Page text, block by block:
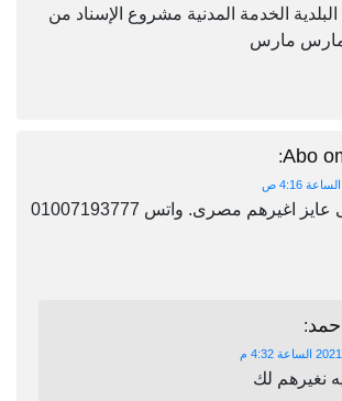
الخدمة المدنية مشروع الإسناد من
مارس مارس
Abo
:
اغيرهم مصرى. واتس 01007193777
احمد:
نغيرهم لك